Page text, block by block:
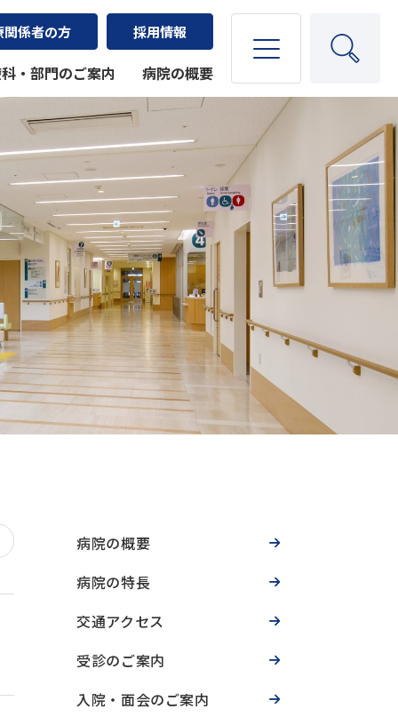
関係者の方 採用情報
・部門のご案内 病院の概要
病院の概要
病院の特長
交通アクセス
受診のご案内
入院・面会のご案内